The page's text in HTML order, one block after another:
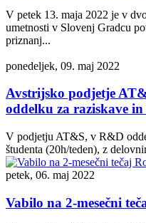
V petek 13. maja 2022 je v
umetnosti v Slovenj Gradcu
priznanj...
ponedeljek, 09. maj 2022
Avstrijsko podjetje
oddelku za raziskave
V podjetju AT&S, v R&D
študenta (20h/teden), z
petek, 06. maj 2022
Vabilo na 2-mesečni